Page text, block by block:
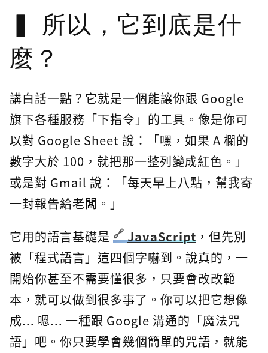
所以，它到底是什
麼？
講白話一點？它就是一個能讓你跟 Google
旗下各種服務「下指令」的工具。像是你可
以對 Google Sheet 說：「嘿，如果 A 欄的
數字大於 100，就把那一整列變成紅色。」
或是對 Gmail 說：「每天早上八點，幫我寄
一封報告給老闆。」
它用的語言基礎是
JavaScript ，但先別
被「程式語言」這四個字嚇到。說真的，一
開始你甚至不需要懂很多，只要會改改範
本，就可以做到很多事了。你可以把它想像
成... 嗯... 一種跟 Google 溝通的「魔法咒
語」吧。你只要學會幾個簡單的咒語，就能